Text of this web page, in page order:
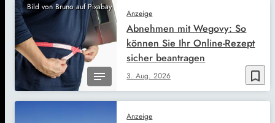
Bild von Bruno auf Pixabay
bookmark_border
Anzeige
3. Aug. 2026
Abnehmen mit Wegovy: So
können Sie Ihr Online-Rezept
sicher beantragen
Anzeige